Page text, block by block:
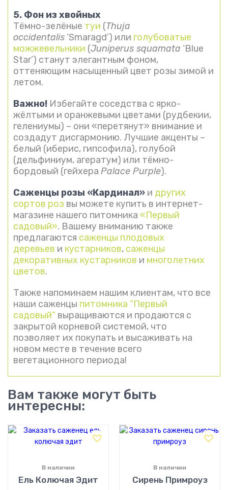
5. Фон из хвойных
Тёмно-зелёные туи (Thuja
occidentalis ‘Smaragd’) или голубоватые
можжевельники (Juniperus squamata ‘Blue
Star’) станут элегантным фоном,
оттеняющим насыщенный цвет розы зимой и
летом.
Важно! Избегайте соседства с ярко-
жёлтыми и оранжевыми цветами (рудбекии,
гелениумы) – они «перетянут» внимание и
создадут дисгармонию. Лучшие акценты –
белый (иберис, гипсофила), голубой
(дельфиниум, агератум) или тёмно-
бордовый (гейхера Palace Purple).
Саженцы розы «Кардинал» и других
сортов роз вы можете купить в интернет-
магазине нашего питомника «Первый
садовый». Вашему вниманию также
предлагаются саженцы плодовых
деревьев и кустарников, саженцы
декоративных кустарников и многолетних
цветов.
Также напоминаем нашим клиентам, что все
наши саженцы питомника “Первый
садовый” выращиваются и продаются с
закрытой корневой системой, что
позволяет их покупать и высаживать на
новом месте в течение всего
вегетационного периода!
Вам также могут быть
интересны:
Ель Колючая Эдит
В наличии
Сирень Примроуз
В наличии